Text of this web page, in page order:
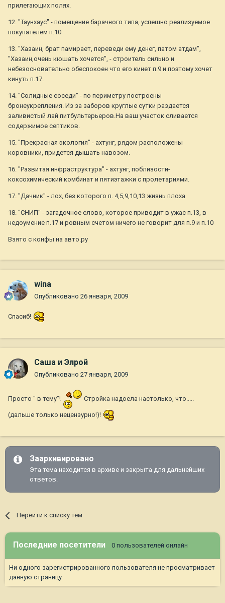
прилегающих полях.
12. "Таунхаус" - помещение барачного типа, успешно реализуемое
покупателем п.10
13. "Хазаин, брат памирает, переведи ему денег, патом атдам",
"Хазаин,очень кюшать хочется", - строитель сильно и
небезосновательно обеспокоен что его кинет п.9 и поэтому хочет
кинуть п.17.
14. "Солидные соседи" - по периметру построены
бронеукрепления. Из за заборов круглые сутки раздается
заливистый лай питбультерьеров.На ваш участок сливается
содержимое септиков.
15. "Прекрасная экология" - ахтунг, рядом расположены
коровники, придется дышать навозом.
16. "Развитая инфраструктура" - ахтунг, поблизости-
коксохимический комбинат и пятиэтажки с пролетариями.
17. "Дачник" - лох, без которого п. 4,5,9,10,13 жизнь плоха
18. "СНИП" - загадочное слово, которое приводит в ужас п.13, в
недоумение п.17 и ровным счетом ничего не говорит для п.9 и п.10
Взято с конфы на авто.ру
wina
Опубликовано 26 января, 2009
Спасиб!
Саша и Элрой
Опубликовано 27 января, 2009
Просто " в тему"! Стройка надоела настолько, что.....
(дальше только нецензурно!)!
Заархивировано
Эта тема находится в архиве и закрыта для дальнейших
ответов.
Перейти к списку тем
Последние посетители 0 пользователей онлайн
Ни одного зарегистрированного пользователя не просматривает
данную страницу